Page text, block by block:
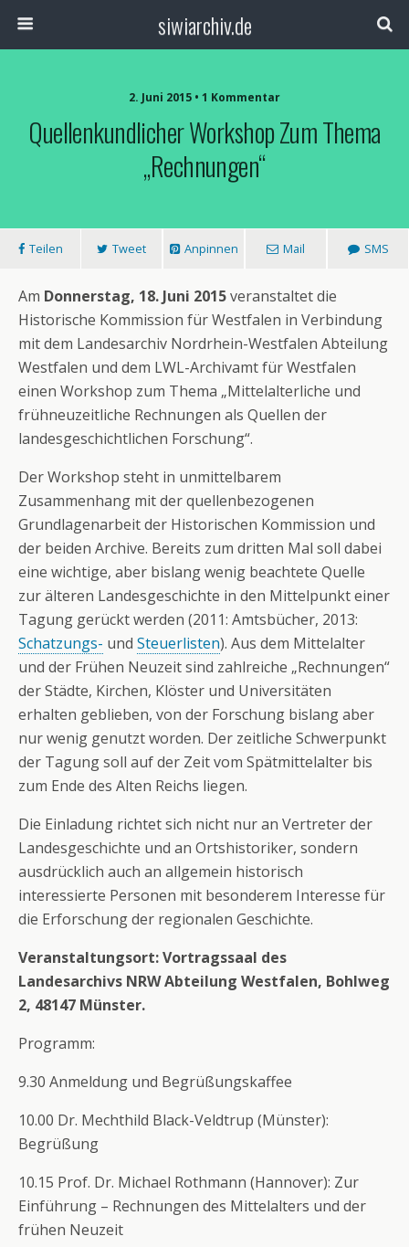
siwiarchiv.de
2. Juni 2015 • 1 Kommentar
Quellenkundlicher Workshop Zum Thema
„Rechnungen“
Teilen Tweet Anpinnen Mail SMS
Am Donnerstag, 18. Juni 2015veranstaltet die
Historische Kommission für Westfalen in Verbindung
mit dem Landesarchiv Nordrhein-Westfalen Abteilung
Westfalen und dem LWL-Archivamt für Westfalen
einen Workshop zum Thema „Mittelalterliche und
frühneuzeitliche Rechnungen als Quellen der
landesgeschichtlichen Forschung“.
Der Workshop steht in unmittelbarem
Zusammenhang mit der quellenbezogenen
Grundlagenarbeit der Historischen Kommission und
der beiden Archive. Bereits zum dritten Mal soll dabei
eine wichtige, aber bislang wenig beachtete Quelle
zur älteren Landesgeschichte in den Mittelpunkt einer
Tagung gerückt werden (2011: Amtsbücher, 2013:
Schatzungs- und Steuerlisten). Aus dem Mittelalter
und der Frühen Neuzeit sind zahlreiche „Rechnungen“
der Städte, Kirchen, Klöster und Universitäten
erhalten geblieben, von der Forschung bislang aber
nur wenig genutzt worden. Der zeitliche Schwerpunkt
der Tagung soll auf der Zeit vom Spätmittelalter bis
zum Ende des Alten Reichs liegen.
Die Einladung richtet sich nicht nur an Vertreter der
Landesgeschichte und an Ortshistoriker, sondern
ausdrücklich auch an allgemein historisch
interessierte Personen mit besonderem Interesse für
die Erforschung der regionalen Geschichte.
Veranstaltungsort: Vortragssaal des
Landesarchivs NRW Abteilung Westfalen, Bohlweg
2, 48147 Münster.
Programm:
9.30 Anmeldung und Begrüßungskaffee
10.00 Dr. Mechthild Black-Veldtrup (Münster):
Begrüßung
10.15 Prof. Dr. Michael Rothmann (Hannover): Zur
Einführung – Rechnungen des Mittelalters und der
frühen Neuzeit